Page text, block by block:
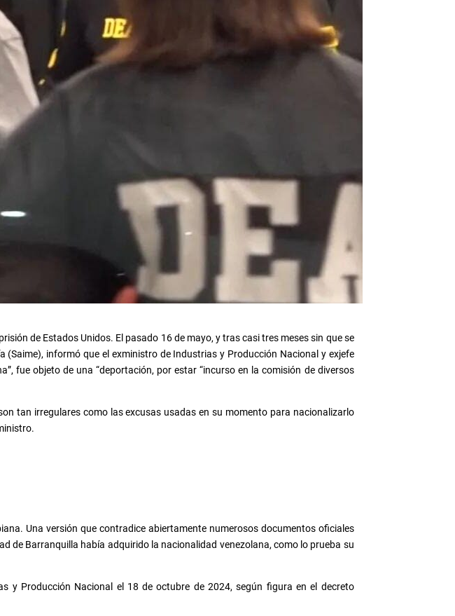
de Estados Unidos. El pasado 16 de mayo, y tras casi tres meses sin que se
informó que el exministro de Industrias y Producción Nacional y exjefe
fue objeto de una “deportación, por estar “incurso en la comisión de diversos
tan irregulares como las excusas usadas en su momento para nacionalizarlo
Una versión que contradice abiertamente numerosos documentos oficiales
de Barranquilla había adquirido la nacionalidad venezolana, como lo prueba su
y Producción Nacional el 18 de octubre de 2024, según figura en el decreto